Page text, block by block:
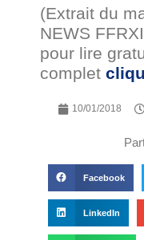
(Extrait du
NEWS
pour lire
complet
10/01/2018
Facebook
LinkedIn